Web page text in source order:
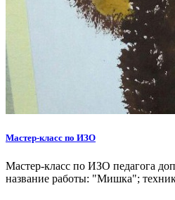
Мастер-класс по ИЗО
Мастер-класс по ИЗО педагога
название работы: "Мишка";